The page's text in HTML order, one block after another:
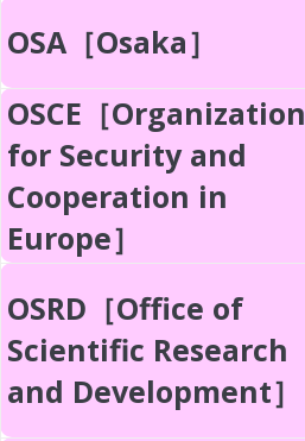
OSA［Osaka］
OSCE［Organization
for Security and
Cooperation in
Europe］
OSRD［Office of
Scientific Research
and Development］